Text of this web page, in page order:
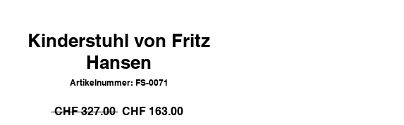
Kinderstuhl von Fritz
Hansen
Artikelnummer: FS-0071
CHF 327.00 Standardpreis
CHF 163.00Sale-